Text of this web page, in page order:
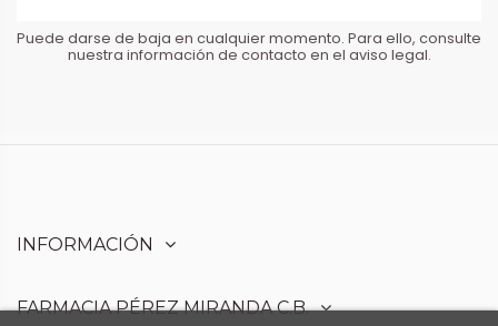
Puede darse de baja en cualquier momento. Para ello, consulte
nuestra información de contacto en el aviso legal.
INFORMACIÓN
FARMACIA PÉREZ MIRANDA C.B.